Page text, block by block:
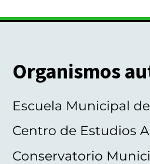
Organismos
Escuela Municipal
Centro de Estudios
Conservatorio